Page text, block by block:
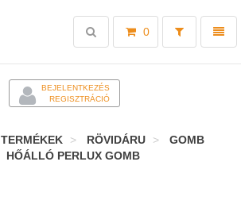
Toggle
0
Toggle
search
BEJELENTKEZÉS
REGISZTRÁCIÓ
TERMÉKEK RÖVIDÁRU
GOMB
HŐÁLLÓ PERLUX GOMB